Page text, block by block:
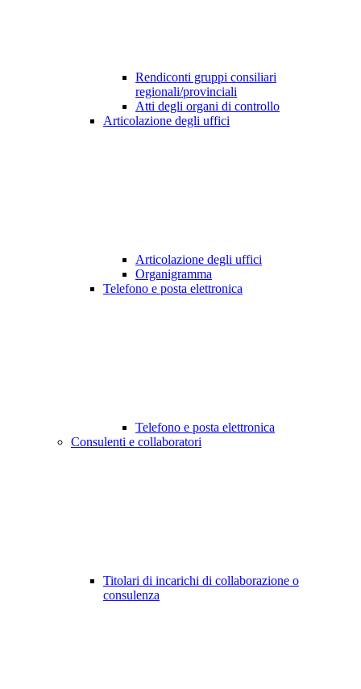
Rendiconti gruppi consiliari
regionali/provinciali
Atti degli organi di controllo
Articolazione degli uffici
Articolazione degli uffici
Organigramma
Telefono e posta elettronica
Telefono e posta elettronica
Consulenti e collaboratori
Titolari di incarichi di collaborazione o
consulenza